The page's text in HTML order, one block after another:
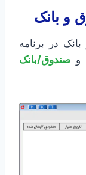
و بانک
در برنامه
و صندوق/بانک